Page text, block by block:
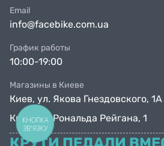
Email
info@facebike.com.ua
График работы
10:00-19:00
Магазины в Киеве
Киев, ул. Якова Гнездовского, 1А
Киев, ул. Рональда Рейгана, 1
КНОПКА
ЗВ'ЯЗКУ